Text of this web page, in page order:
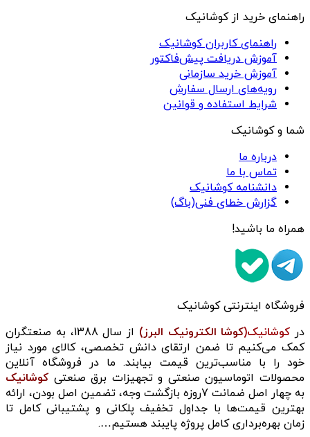
راهنمای خرید از کوشانیک
راهنمای کاربران کوشانیک
آموزش دریافت پیش‌فاکتور
آموزش خرید سازمانی
رویه‌های ارسال سفارش
شرایط استفاده و قوانین
شما و کوشانیک
درباره ما
تماس با ما
دانشنامه کوشانیک
گزارش خطای فنی(باگ)
همراه ما باشید!
فروشگاه اینترنتی کوشانیک
در کوشانیک(کوشا الکترونیک البرز)
از سال 1388، به صنعتگران
کمک می‌کنیم تا ضمن ارتقای دانش تخصصی، کالای مورد نیاز
خود را با مناسب‌ترین قیمت بیابند. ما در فروشگاه آنلاین
محصولات اتوماسیون صنعتی و تجهیزات برق صنعتی کوشانیک
به چهار اصل ضمانت 7روزه بازگشت وجه، تضمین اصل بودن، ارائه
بهترین قیمت‌ها با جداول تخفیف پلکانی و پشتیبانی کامل تا
زمان بهره‌برداری کامل پروژه پایبند هستیم….